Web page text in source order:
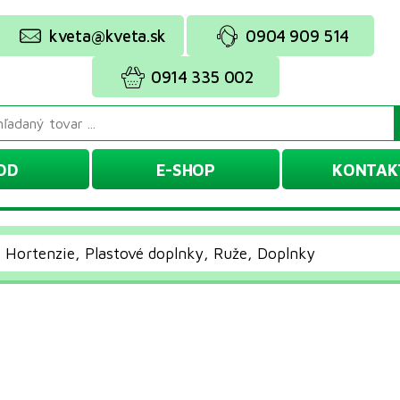
kveta@kveta.sk 0904 909 514
0914 335 002
E-SHOP
Hortenzie, Plastové doplnky, Ruže, Doplnky